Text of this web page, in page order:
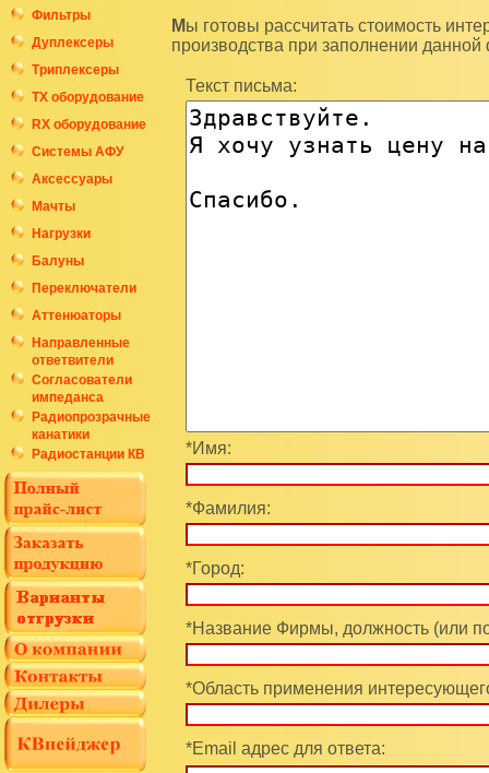
Фильтры
Дуплексеры
Триплексеры
ТХ оборудование
RX оборудование
Системы АФУ
Аксессуары
Мачты
Нагрузки
Балуны
Переключатели
Аттенюаторы
Направленные
ответвители
Согласователи
импеданса
Радиопрозрачные
канатики
Радиостанции КВ
Мы готовы рассчитать стоимость интересующих вас изделий по последним ценам нашего
производства при заполнении
Текст письма:
*Имя:
*Фамилия:
*Город:
*Название Фирмы, должность (или
*Область применения
*Email адрес для ответа: